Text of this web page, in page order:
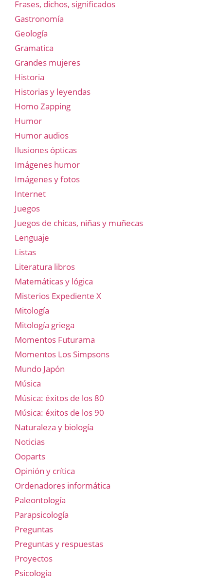
Frases, dichos, significados
Gastronomía
Geología
Gramatica
Grandes mujeres
Historia
Historias y leyendas
Homo Zapping
Humor
Humor audios
Ilusiones ópticas
Imágenes humor
Imágenes y fotos
Internet
Juegos
Juegos de chicas, niñas y muñecas
Lenguaje
Listas
Literatura libros
Matemáticas y lógica
Misterios Expediente X
Mitología
Mitología griega
Momentos Futurama
Momentos Los Simpsons
Mundo Japón
Música
Música: éxitos de los 80
Música: éxitos de los 90
Naturaleza y biología
Noticias
Ooparts
Opinión y crítica
Ordenadores informática
Paleontología
Parapsicología
Preguntas
Preguntas y respuestas
Proyectos
Psicología